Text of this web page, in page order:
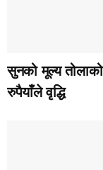
सुनको मूल्य
रुपैयाँले वृद्धि